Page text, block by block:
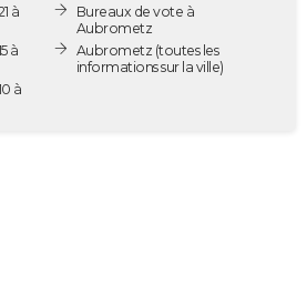
à
à
à
Bureaux de vote à
Aubrometz
Aubrometz (toutes les
informations sur la ville)